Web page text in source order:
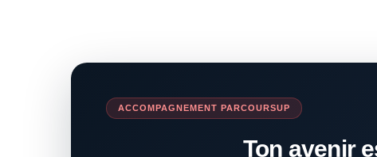
ACCOMPAGNEMENT PARCOURSUP
Ton avenir